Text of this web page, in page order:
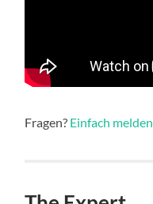
Fragen? Einfach melden.